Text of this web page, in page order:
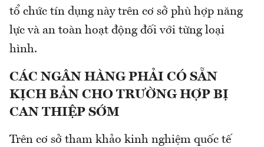
tổ chức tín dụng này trên cơ sở phù hợp năng
lực và an toàn hoạt động đối với từng loại
hình.
CÁC NGÂN HÀNG PHẢI CÓ SẴN
KỊCH BẢN CHO TRƯỜNG HỢP BỊ
CAN THIỆP SỚM
Trên cơ sở tham khảo kinh nghiệm quốc tế